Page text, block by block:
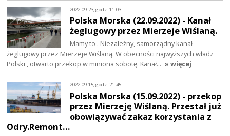
2022-09-23, godz. 11:03
Polska Morska (22.09.2022) - Kanał
żeglugowy przez Mierzeje Wiślaną.
Mamy to . Niezależny, samorządny kanał
żeglugowy przez Mierzeje Wiślaną. W obecności najwyższych władz
Polski , otwarto przekop w miniona sobotę. Kanał… » więcej
2022-09-15, godz. 21:45
Polska Morska (15.09.2022) - przekop
przez Mierzeję Wiślaną. Przestał już
obowiązywać zakaz korzystania z
Odry.Remont…